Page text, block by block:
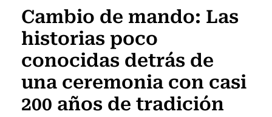
Cambio de mando: Las
historias poco
conocidas detrás de
una ceremonia con casi
200 años de tradición